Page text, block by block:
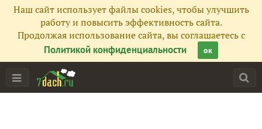
Наш сайт использует файлы cookies, чтобы улучшить
работу и повысить эффективность сайта.
Продолжая использование сайта, вы соглашаетесь с
Политикой конфиденциальности
ок